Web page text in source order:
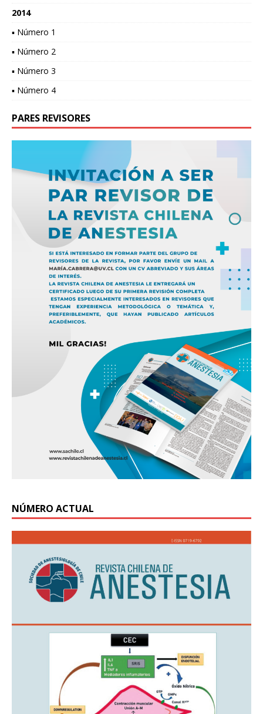
2014
▪ Número 1
▪ Número 2
▪ Número 3
▪ Número 4
PARES REVISORES
NÚMERO ACTUAL